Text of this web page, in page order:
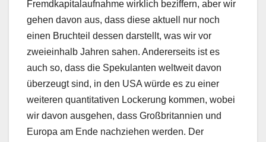
Fremdkapitalaufnahme wirklich beziffern, aber wir
gehen davon aus, dass diese aktuell nur noch
einen Bruchteil dessen darstellt, was wir vor
zweieinhalb Jahren sahen. Andererseits ist es
auch so, dass die Spekulanten weltweit davon
überzeugt sind, in den USA würde es zu einer
weiteren quantitativen Lockerung kommen, wobei
wir davon ausgehen, dass Großbritannien und
Europa am Ende nachziehen werden. Der